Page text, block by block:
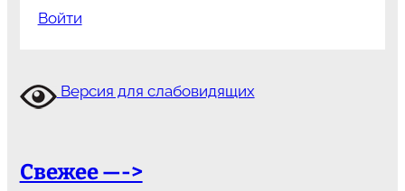
Войти
Версия для слабовидящих
Свежее —->